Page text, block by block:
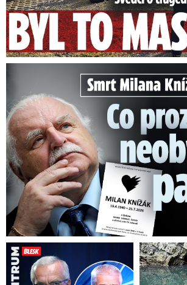
se jít vykoupat?
na pět tipů na hezké ...
Příjemné teploty kolem 20 až 24
Česku pokračovat i v úterý, ve
čtvrtek. Během celého týdne by
ustoupit ani přeháňky a deště.
Video se připravuje
Třineckem se prohnal ničivý
Zdroj: Hasiči Mosty
Smrt Milana Knížáka (†86): Co prozradilo